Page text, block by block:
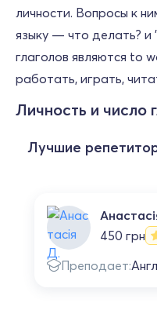
личности. Вопросы к
языку — что делать? и
глаголов являются to
работать, играть,
Личность и число
Лучшие
450 грн
Преподает: